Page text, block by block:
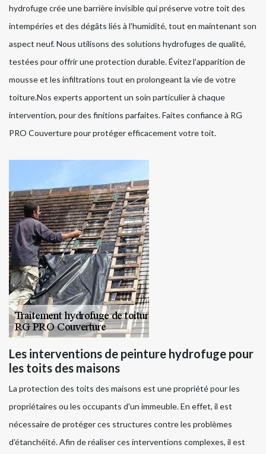
hydrofuge crée une barrière invisible qui préserve votre toit des
intempéries et des dégâts liés à l'humidité, tout en maintenant son
aspect neuf. Nous utilisons des solutions hydrofuges de qualité,
testées pour offrir une protection durable. Évitez l’apparition de
mousse et les infiltrations tout en prolongeant la vie de votre
toiture.Nos experts apportent un soin particulier à chaque
intervention, pour des finitions parfaites. Faites confiance à RG
PRO Couverture pour protéger efficacement votre toit.
Les interventions de peinture hydrofuge pour
les toits des maisons
La protection des toits des maisons est une propriété pour les
propriétaires ou les occupants d'un immeuble. En effet, il est
nécessaire de protéger ces structures contre les problèmes
d'étanchéité. Afin de réaliser ces interventions complexes, il est